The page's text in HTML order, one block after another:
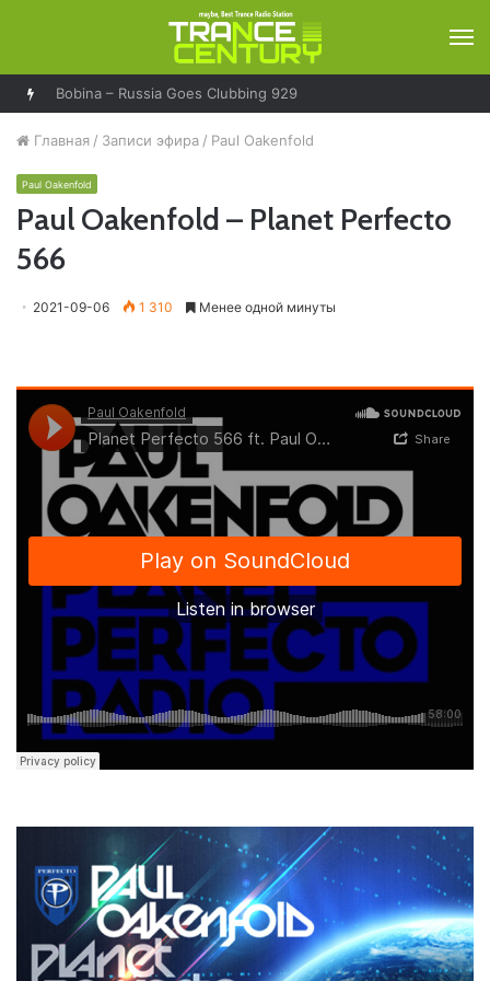
Bobina – Russia Goes Clubbing 929
Главная / Записи эфира / Paul Oakenfold
Paul Oakenfold
Paul Oakenfold – Planet Perfecto
566
2021-09-06 1 310 Менее одной минуты